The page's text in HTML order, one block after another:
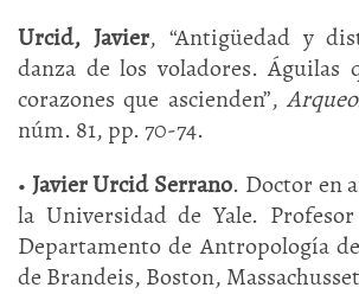
Urcid, Javier, “Antigüedad y
danza de los voladores. Águilas
corazones que ascienden”,
núm. 81, pp. 70-74.
• Javier Urcid Serrano. Doctor en
la Universidad de Yale.
Departamento de Antropología
de Brandeis, Boston,